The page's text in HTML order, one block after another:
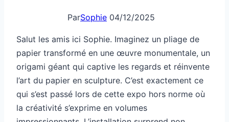
ParSophie 04/12/2025
Salut les amis ici Sophie. Imaginez un pliage de
papier transformé en une œuvre monumentale, un
origami géant qui captive les regards et réinvente
l’art du papier en sculpture. C’est exactement ce
qui s’est passé lors de cette expo hors norme où
la créativité s’exprime en volumes